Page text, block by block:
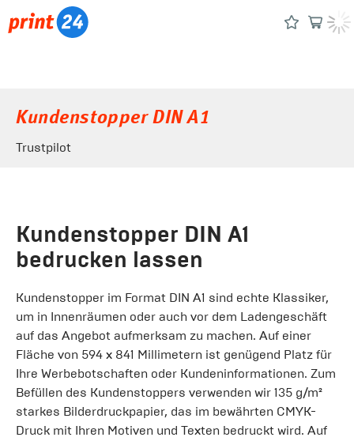
Kundenstopper DIN A1
Trustpilot
Kundenstopper DIN A1
bedrucken lassen
Kundenstopper im Format DIN A1 sind echte Klassiker,
um in Innenräumen oder auch vor dem Ladengeschäft
auf das Angebot aufmerksam zu machen. Auf einer
Fläche von 594 x 841 Millimetern ist genügend Platz für
Ihre Werbebotschaften oder Kundeninformationen. Zum
Befüllen des Kundenstoppers verwenden wir 135 g/m²
starkes Bilderdruckpapier, das im bewährten CMYK-
Druck mit Ihren Motiven und Texten bedruckt wird. Auf